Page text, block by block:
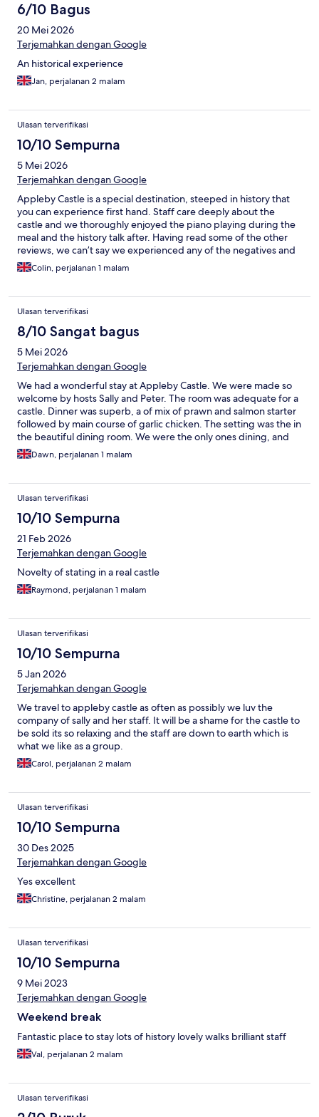
6/10 Bagus
20 Mei 2026
Terjemahkan dengan Google
An historical experience
Jan, perjalanan 2 malam
Ulasan terverifikasi
10/10 Sempurna
5 Mei 2026
Terjemahkan dengan Google
Appleby Castle is a special destination, steeped in history that
you can experience first hand. Staff care deeply about the
castle and we thoroughly enjoyed the piano playing during the
meal and the history talk after. Having read some of the other
reviews, we can’t say we experienced any of the negatives and
thought Peter, Sally (and chef!) did a great job it being just them
running the castle.
Colin, perjalanan 1 malam
Ulasan terverifikasi
8/10 Sangat bagus
5 Mei 2026
Terjemahkan dengan Google
We had a wonderful stay at Appleby Castle. We were made so
welcome by hosts Sally and Peter. The room was adequate for a
castle. Dinner was superb, a of mix of prawn and salmon starter
followed by main course of garlic chicken. The setting was the in
the beautiful dining room. We were the only ones dining, and
had the chef cooking solely for ourselves !! Peter played the
piano as we dined. Sally could not have been nicer as we
thoroughly lovely stay.
Dawn, perjalanan 1 malam
Ulasan terverifikasi
10/10 Sempurna
21 Feb 2026
Terjemahkan dengan Google
Novelty of stating in a real castle
Raymond, perjalanan 1 malam
Ulasan terverifikasi
10/10 Sempurna
5 Jan 2026
Terjemahkan dengan Google
We travel to appleby castle as often as possibly we luv the
company of sally and her staff. It will be a shame for the castle to
be sold its so relaxing and the staff are down to earth which is
what we like as a group.
Carol, perjalanan 2 malam
Ulasan terverifikasi
10/10 Sempurna
30 Des 2025
Terjemahkan dengan Google
Yes excellent
Christine, perjalanan 2 malam
Ulasan terverifikasi
10/10 Sempurna
9 Mei 2023
Terjemahkan dengan Google
Weekend break
Fantastic place to stay lots of history lovely walks brilliant staff
Val, perjalanan 2 malam
Ulasan terverifikasi